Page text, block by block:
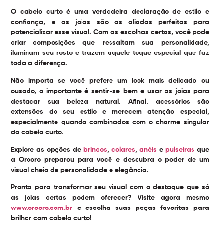
O cabelo curto é uma verdadeira declaração de estilo e
confiança, e as joias são as aliadas perfeitas para
potencializar esse visual. Com as escolhas certas, você pode
criar composições que ressaltam sua personalidade,
iluminam seu rosto e trazem aquele toque especial que faz
toda a diferença.
Não importa se você prefere um look mais delicado ou
ousado, o importante é sentir-se bem e usar as joias para
destacar sua beleza natural. Afinal, acessórios são
extensões do seu estilo e merecem atenção especial,
especialmente quando combinados com o charme singular
do cabelo curto.
Explore as opções de brincos, colares, anéis e pulseiras que
a Orooro preparou para você e descubra o poder de um
visual cheio de personalidade e elegância.
Pronta para transformar seu visual com o destaque que só
as joias certas podem oferecer? Visite agora mesmo
www.orooro.com.br e escolha suas peças favoritas para
brilhar com cabelo curto!